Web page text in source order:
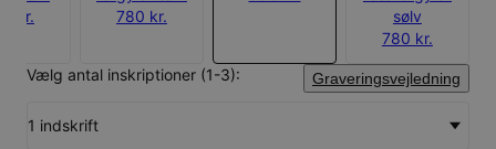
kr.
780 kr.
sølv
780 kr.
Vælg antal inskriptioner (1-3):
Graveringsvejledning
1 indskrift